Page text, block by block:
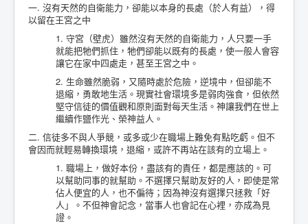
一. 沒有天然的自衛能力，卻能以本身的長處（於人有益），得
以留在王宮之中
1. 守宮（壁虎）雖然沒有天然的自衛能力，人只要一手
就能把牠們抓住，牠們卻能以既有的長處，使一般人會容
讓它在家中四處走，甚至王宮之中。
2. 生命雖然脆弱，又隨時處於危險，逆境中，但卻能不
退縮，勇敢地生活。現實社會環境多是弱肉強食，但依然
堅守信徒的價值觀和原則面對每天生活。神讓我們在世上
繼續作鹽作光、榮神益人。
二. 信徒多不與人爭競，或多或少在職場上難免有點吃虧。但不
會因而就輕易轉換環境，退縮，或許不再站在該有的立場上。
1. 職場上，做好本份，盡該有的責任，都是應該的。可
以幫助同事的就幫助。不選擇只幫助友好的人，即使是常
佔人便宜的人，也不偏待；因為神沒有選擇只拯救「好
人」。不但神會記念，當事人也會記在心裡，亦成為見
證。